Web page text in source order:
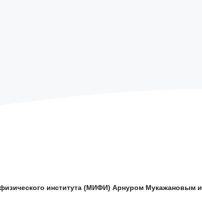
института (МИФИ) Арнуром Мукажановым и